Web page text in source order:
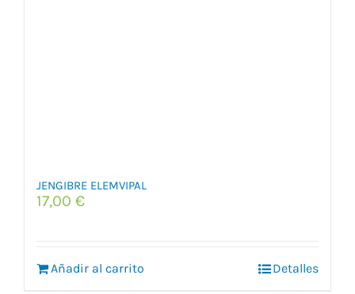
JENGIBRE ELEMVIPAL
17,00 €
Añadir al carrito Detalles